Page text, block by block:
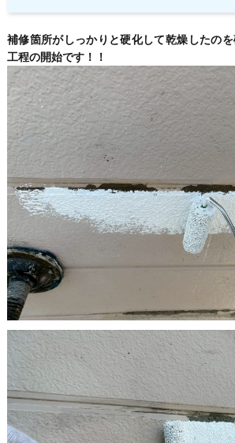
補修箇所がしっかりと硬化して乾燥したの
工程の開始です！！